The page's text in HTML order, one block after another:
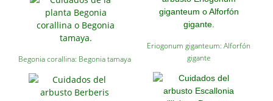
Begonia corallina: Begonia tamaya
Eriogonum giganteum: Alforfón
gigante